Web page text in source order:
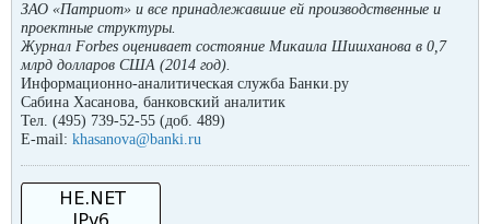
ЗАО «Патриот» и все принадлежавшие ей производственные и
проектные структуры.
Журнал Forbes оценивает состояние Микаила Шишханова в 0,7
млрд долларов США (2014 год).
Информационно-аналитическая служба Банки.ру
Сабина Хасанова, банковский аналитик
Тел. (495) 739-52-55 (доб. 489)
E-mail: khasanova@banki.ru